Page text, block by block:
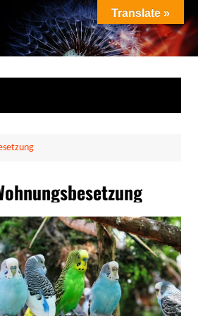
Marion Klüter
Translate »